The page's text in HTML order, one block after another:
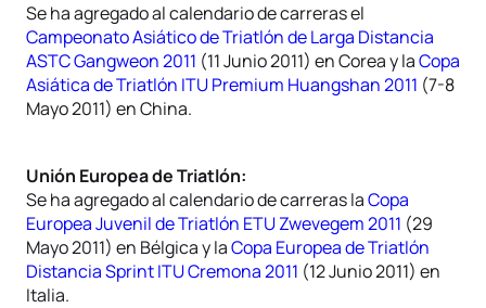
Se ha agregado al calendario de carreras el
Campeonato Asiático de Triatlón de Larga Distancia
ASTC Gangweon 2011 (11 Junio 2011) en Corea y laCopa
Asiática de Triatlón ITU Premium Huangshan 2011 (7-8
Mayo 2011) en China.
Unión Europea de Triatlón:
Se ha agregado al calendario de carreras laCopa
Europea Juvenil de Triatlón ETU Zwevegem 2011 (29
Mayo 2011) en Bélgica y laCopa Europea de Triatlón
Distancia Sprint ITU Cremona 2011 (12 Junio 2011) en
Italia.